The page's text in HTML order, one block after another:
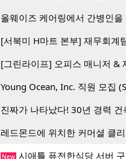
올웨이즈 케어링에서 간병인을
[서북미 H마트 본부] 재무회계
[그린라이프] 오피스 매니저 &
Young Ocean, Inc. 직원 모집
진짜가 나타났다! 30년 경력
레드몬드에 위치한 커머셜 클
New 시애틀 퓨전한식당 서버